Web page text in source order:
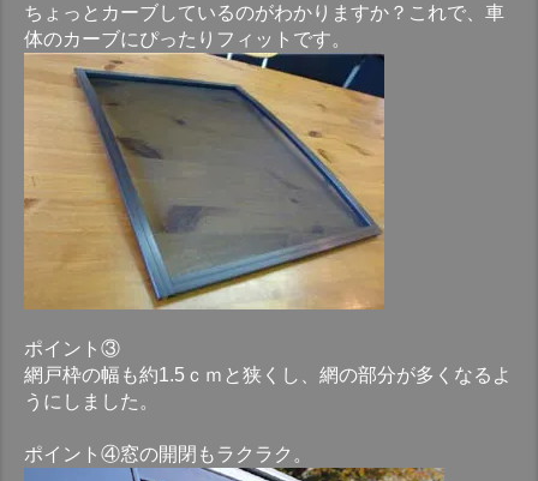
ちょっとカーブしているのがわかりますか？これで、車
体のカーブにぴったりフィットです。
ポイント③
網戸枠の幅も約1.5ｃｍと狭くし、網の部分が多くなるよ
うにしました。
ポイント④窓の開閉もラクラク。